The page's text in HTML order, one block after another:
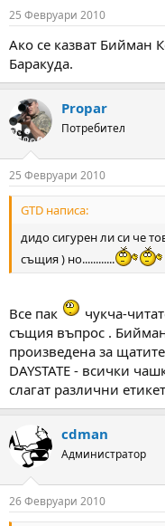
25 Февруари 2010
Ако се казват Бийман
Баракуда.
Propar
Потребител
25 Февруари 2010
GTD написа:
дидо сигурен ли си че
същия ) но............
Все пак
чукча-
същия въпрос .
произведена за
DAYSTATE - всички
слагат различни
cdman
Администратор
26 Февруари 2010